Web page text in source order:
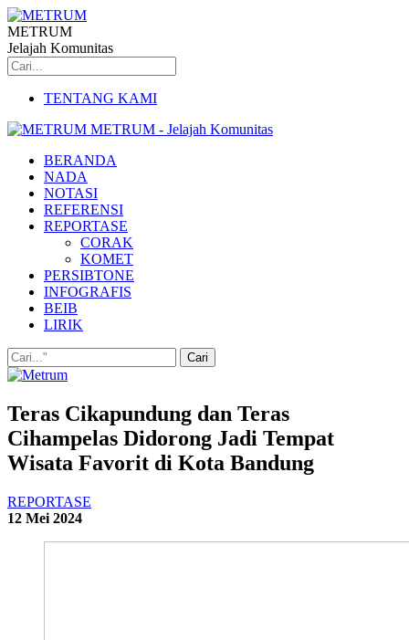
METRUM
Jelajah Komunitas
TENTANG KAMI
METRUM - Jelajah Komunitas
BERANDA
NADA
NOTASI
REFERENSI
REPORTASE
CORAK
KOMET
PERSIBTONE
INFOGRAFIS
BEIB
LIRIK
Teras Cikapundung dan Teras
Cihampelas Didorong Jadi Tempat
Wisata Favorit di Kota Bandung
REPORTASE
12 Mei 2024